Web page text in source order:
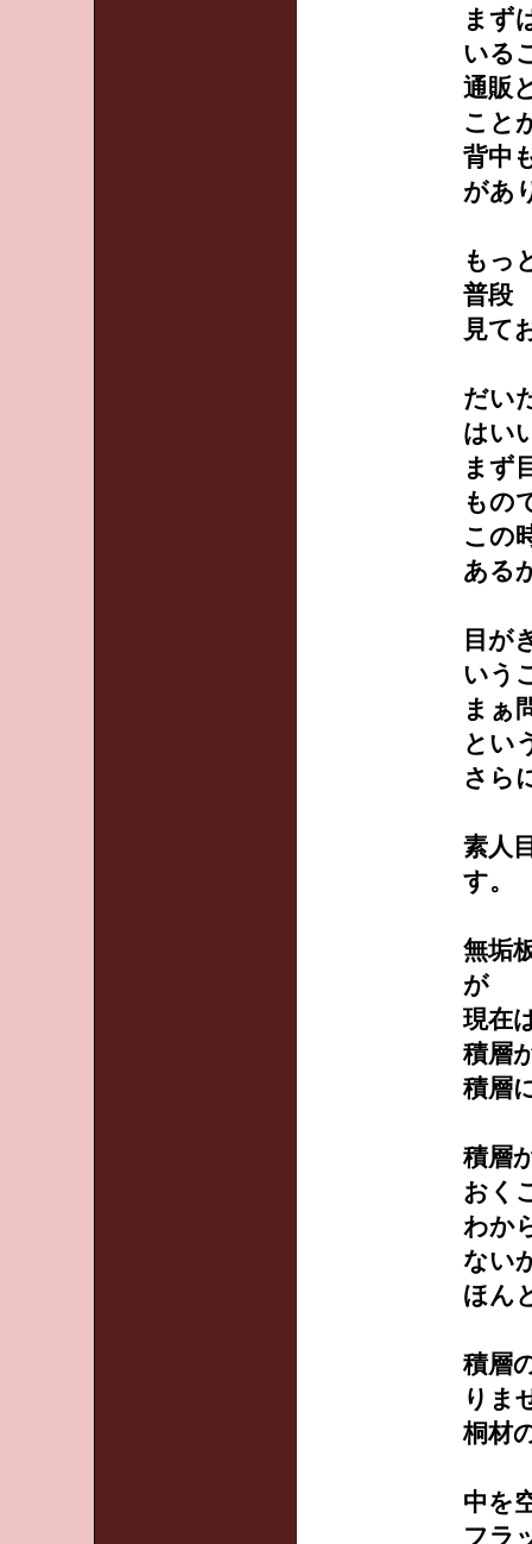
まず
いる
通販
こと
背中
があ
もっ
普段
見て
だい
はい
まず
もの
この
ある
目が
いう
まぁ
とい
さら
素人
す。
無垢
が
現在
積層
積層
積層
おく
わか
ない
ほん
積層
りま
桐材
中を
フラ